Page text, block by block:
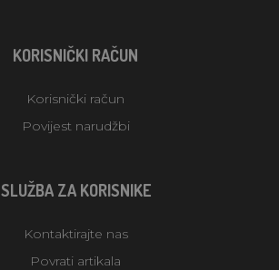
KORISNIČKI RAČUN
Korisnički račun
Povijest narudžbi
SLUŽBA ZA KORISNIKE
Kontaktirajte nas
Povrati artikala